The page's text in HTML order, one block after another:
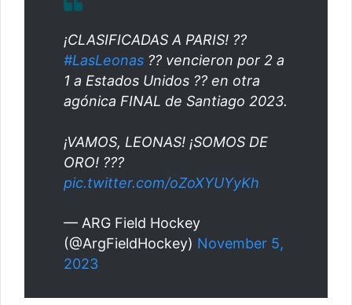
¡CLASIFICADAS A PARIS! ??
#LasLeonas ?? vencieron por 2 a
1 a Estados Unidos ?? en otra
agónica FINAL de Santiago 2023.
¡VAMOS, LEONAS! ¡SOMOS DE
ORO! ???
pic.twitter.com/oZoXYUYyKh
— ARG Field Hockey
(@ArgFieldHockey) November 5,
2023